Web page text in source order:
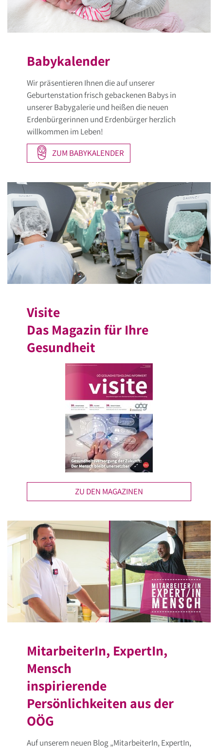
Babykalender
Wir präsentieren Ihnen die auf unserer
Geburtenstation frisch gebackenen Babys in
unserer Babygalerie und heißen die neuen
Erdenbürgerinnen und Erdenbürger herzlich
willkommen im Leben!
ZUM BABYKALENDER
Visite
Das Magazin für Ihre
Gesundheit
ZU DEN MAGAZINEN
MitarbeiterIn, ExpertIn,
Mensch
inspirierende
Persönlichkeiten aus der
OÖG
Auf unserem neuen Blog „MitarbeiterIn, ExpertIn,